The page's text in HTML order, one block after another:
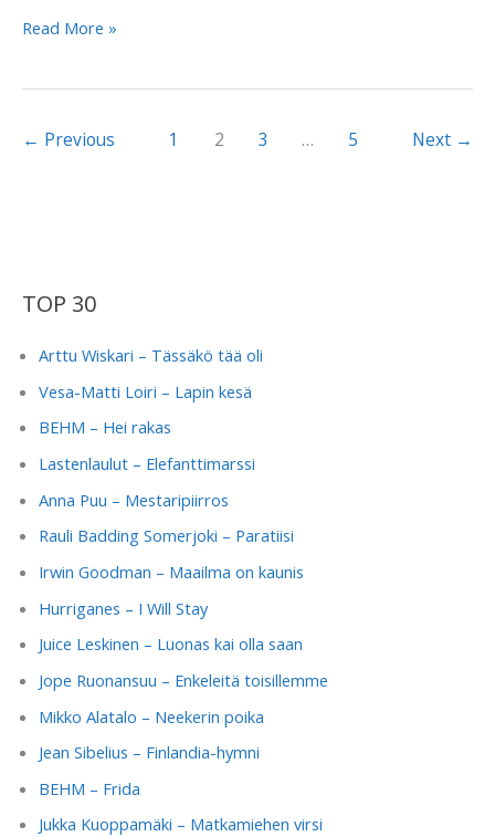
Aarne
–
hirmuinen
Read More »
← Previous 1 2 3 … 5 Next →
TOP 30
Arttu Wiskari – Tässäkö tää oli
Vesa-Matti Loiri – Lapin kesä
BEHM – Hei rakas
Lastenlaulut – Elefanttimarssi
Anna Puu – Mestaripiirros
Rauli Badding Somerjoki – Paratiisi
Irwin Goodman – Maailma on kaunis
Hurriganes – I Will Stay
Juice Leskinen – Luonas kai olla saan
Jope Ruonansuu – Enkeleitä toisillemme
Mikko Alatalo – Neekerin poika
Jean Sibelius – Finlandia-hymni
BEHM – Frida
Jukka Kuoppamäki – Matkamiehen virsi